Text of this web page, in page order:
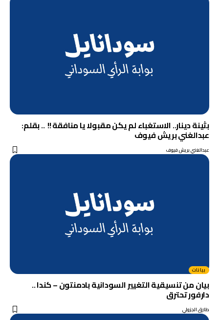
بثينة دينار.. الاستغباء لم يكن مقبولا يا منافقة !! .. بقلم:
عبدالغني بريش فيوف
عبدالغني بريش فيوف
بيانات
بيان من تنسيقية التغيير السودانية بادمنتون – كندا ..
دارفور تحترق
طارق الجزولي